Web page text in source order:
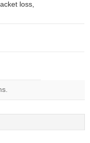
loss,